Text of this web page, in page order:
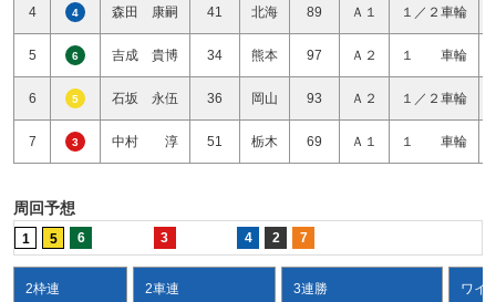
4 4 森田 康嗣 41 北海 89 Ａ１ １／２車輪
5 6 吉成 貴博 34 熊本 97 Ａ２ １ 車輪
6 5 石坂 永伍 36 岡山 93 Ａ２ １／２車輪
7 3 中村 淳 51 栃木 69 Ａ１ １ 車輪
周回予想
1 5 6 3 4 2 7
2枠連 2車連 3連勝 ワイ